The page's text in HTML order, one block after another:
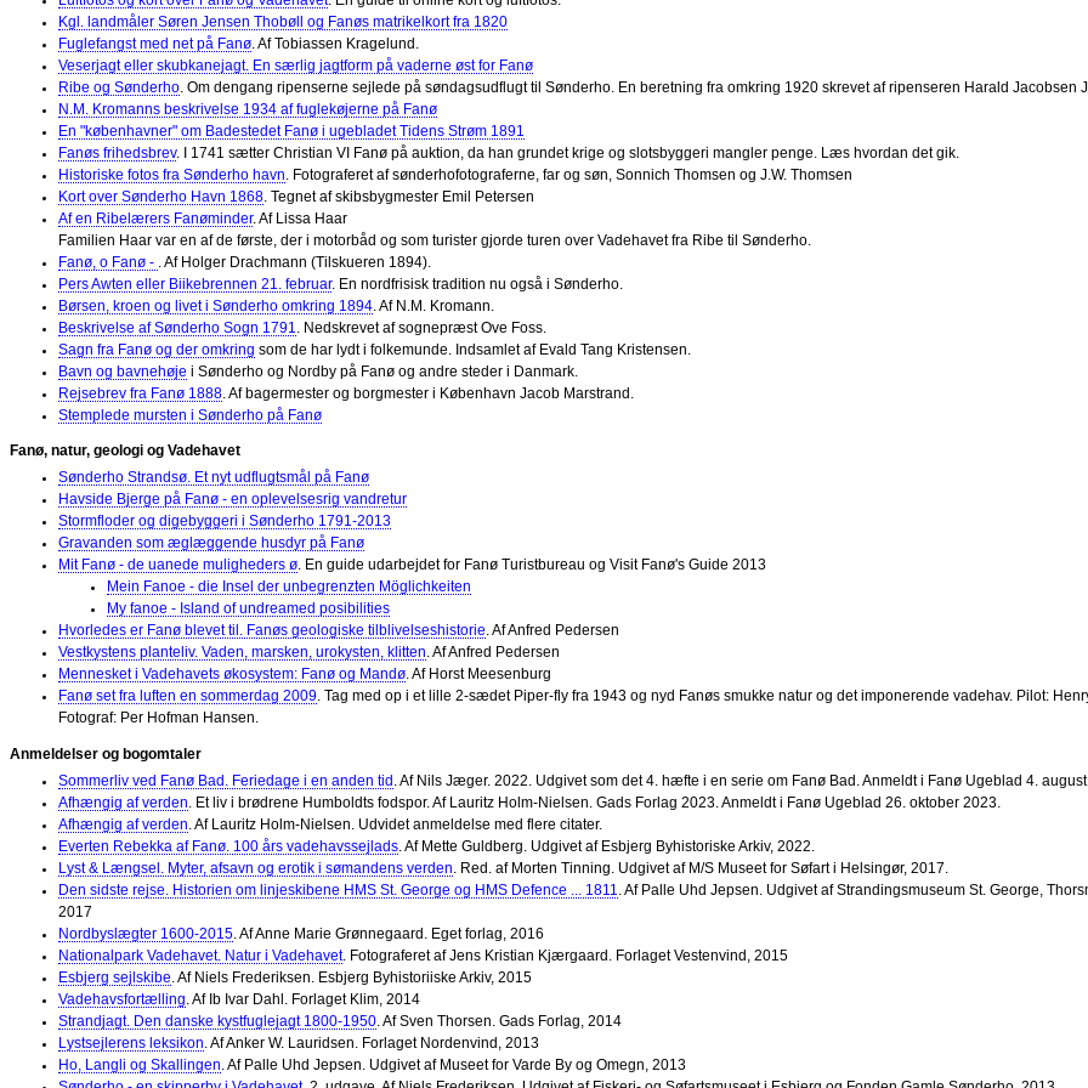
Kgl. landmåler Søren Jensen Thobøll og Fanøs matrikelkort fra 1820
Fuglefangst med net på Fanø . Af Tobiassen Kragelund.
Veserjagt eller skubkanejagt. En særlig jagtform på vaderne øst for Fanø
Ribe og Sønderho . Om dengang ripenserne sejlede på søndagsudflugt til Sønderho. En beretning fra omkring 1920 skrevet af ripenseren Harald Jacobsen
N.M. Kromanns beskrivelse 1934 af fuglekøjerne på Fanø
En "københavner" om Badestedet Fanø i ugebladet Tidens Strøm 1891
Fanøs frihedsbrev. I 1741 sætter Christian VI Fanø på auktion, da han grundet krige og slotsbyggeri mangler penge. Læs hvordan det gik.
Historiske fotos fra Sønderho havn . Fotograferet af sønderhofotograferne, far og søn, Sonnich Thomsen og J.W. Thomsen
Kort over Sønderho Havn 1868 . Tegnet af skibsbygmester Emil Petersen
Af en Ribelærers Fanøminder. Af Lissa Haar
Familien Haar var en af de første, der i motorbåd og som turister gjorde turen over Vadehavet fra Ribe til Sønderho.
Fanø, o Fanø -
. Af Holger Drachmann (Tilskueren 1894).
Pers Awten eller Biikebrennen 21. februar. En nordfrisisk tradition nu også i Sønderho.
Børsen, kroen og livet i Sønderho omkring 1894 . Af N.M. Kromann.
Beskrivelse af Sønderho Sogn 1791
. Nedskrevet af sognepræst Ove Foss.
Sagn fra Fanø og der omkring som de har lydt i folkemunde. Indsamlet af Evald Tang Kristensen.
Bavn og bavnehøje i Sønderho og Nordby på Fanø og andre steder i Danmark.
Rejsebrev fra Fanø 1888 . Af bagermester og borgmester i København Jacob Marstrand.
Stemplede mursten i Sønderho på Fanø
Fanø, natur, geologi og Vadehavet
Sønderho Strandsø. Et nyt udflugtsmål på Fanø
Havside Bjerge på Fanø - en oplevelsesrig vandretur
Stormfloder og digebyggeri i Sønderho 1791-2013
Gravanden som æglæggende husdyr på Fanø
Mit Fanø - de uanede muligheders ø . En guide udarbejdet for Fanø Turistbureau og Visit Fanø's Guide 2013
Mein Fanoe - die Insel der unbegrenzten Möglichkeiten
My fanoe - Island of undreamed posibilities
Hvorledes er Fanø blevet til. Fanøs geologiske tilblivelseshistorie . Af Anfred Pedersen
Vestkystens planteliv. Vaden, marsken, urokysten, klitten . Af Anfred Pedersen
Mennesket i Vadehavets økosystem: Fanø og Mandø . Af Horst Meesenburg
Fanø set fra luften en sommerdag 2009 . Tag med op i et lille 2-sædet Piper-fly fra 1943 og nyd Fanøs smukke natur og det imponerende vadehav. Pilot:
Fotograf: Per Hofman Hansen.
Anmeldelser og bogomtaler
Sommerliv ved Fanø Bad. Feriedage i en anden tid . Af Nils Jæger. 2022. Udgivet som det 4. hæfte i en serie om Fanø Bad. Anmeldt i Fanø Ugeblad 4. august
Afhængig af verden . Et liv i brødrene Humboldts fodspor. Af Lauritz Holm-Nielsen. Gads Forlag 2023. Anmeldt i Fanø Ugeblad 26. oktober 2023.
Afhængig af verden . Af Lauritz Holm-Nielsen. Udvidet anmeldelse med flere citater.
Everten Rebekka af Fanø. 100 års vadehavssejlads . Af Mette Guldberg. Udgivet af Esbjerg Byhistoriske Arkiv, 2022.
Lyst & Længsel. Myter, afsavn og erotik i sømandens verden . Red. af Morten Tinning. Udgivet af M/S Museet for Søfart i Helsingør, 2017.
Den sidste rejse. Historien om linjeskibene HMS St. George og HMS Defence ... 1811
. Af Palle Uhd Jepsen. Udgivet af Strandingsmuseum St. George,
2017
Nordbyslægter 1600-2015 . Af Anne Marie Grønnegaard. Eget forlag, 2016
Nationalpark Vadehavet. Natur i Vadehavet. Fotograferet af Jens Kristian Kjærgaard. Forlaget Vestenvind, 2015
Esbjerg sejlskibe . Af Niels Frederiksen. Esbjerg Byhistoriiske Arkiv, 2015
Vadehavsfortælling . Af Ib Ivar Dahl. Forlaget Klim, 2014
Strandjagt. Den danske kystfuglejagt 1800-1950 . Af Sven Thorsen. Gads Forlag, 2014
Lystsejlerens leksikon . Af Anker W. Lauridsen. Forlaget Nordenvind, 2013
Ho, Langli og Skallingen . Af Palle Uhd Jepsen. Udgivet af Museet for Varde By og Omegn, 2013